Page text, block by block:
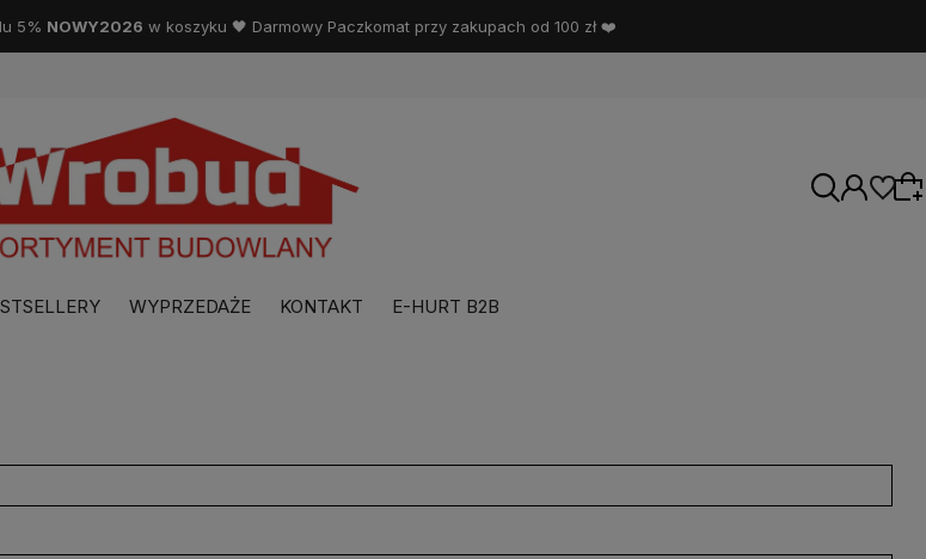
5% NOWY2026 w koszyku 🖤 Darmowy Paczkomat przy zakupach od 100 zł ❤️
WYPRZEDAŻE KONTAKT E-HURT B2B